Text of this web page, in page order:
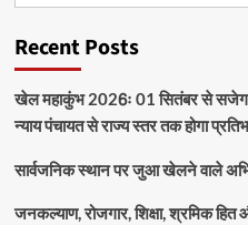
Recent Posts
खेल महाकुंभ 2026ः 01 सितंबर से सजेगा
न्याय पंचायत से राज्य स्तर तक होगा
सार्वजनिक स्थान पर जुआ खेलने वाले
जनकल्याण, रोजगार, शिक्षा, श्रमिक